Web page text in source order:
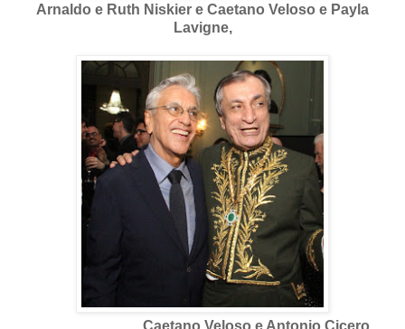
Arnaldo e Ruth Niskier e Caetano Veloso e Payla
Lavigne,
Caetano Veloso e Antonio Cicero,